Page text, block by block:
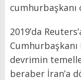
cumhurbaşkanı
2019’da
devrimin
beraber İran’a